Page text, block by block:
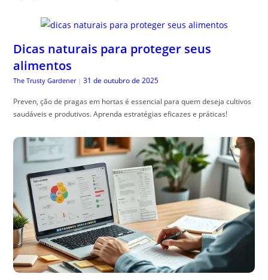
Dicas naturais para proteger seus
alimentos
The Trusty Gardener | 31 de outubro de 2025
Preven, ção de pragas em hortas é essencial para quem deseja cultivos
saudáveis e produtivos. Aprenda estratégias eficazes e práticas!